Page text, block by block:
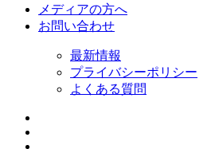
メディアの方へ
お問い合わせ
最新情報
プライバシーポリシー
よくある質問